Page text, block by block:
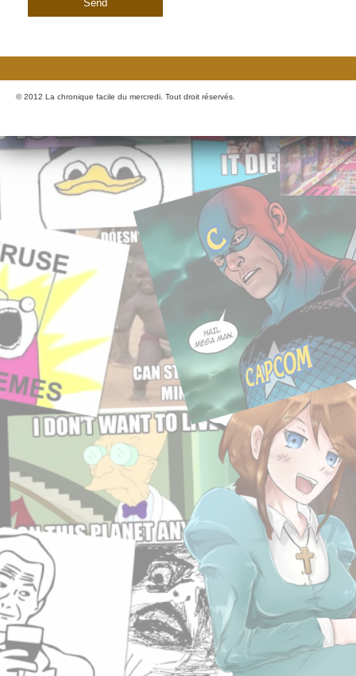
© 2012 La chronique facile du mercredi. Tout droit réservés.